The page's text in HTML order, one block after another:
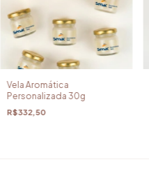
Vela Aromática
Personalizada 30g
R$332,50